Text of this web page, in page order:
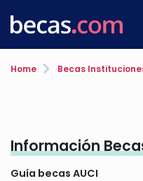
Home Becas
Información
Guía becas AUCI